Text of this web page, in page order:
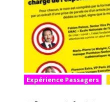
Expérience Passagers